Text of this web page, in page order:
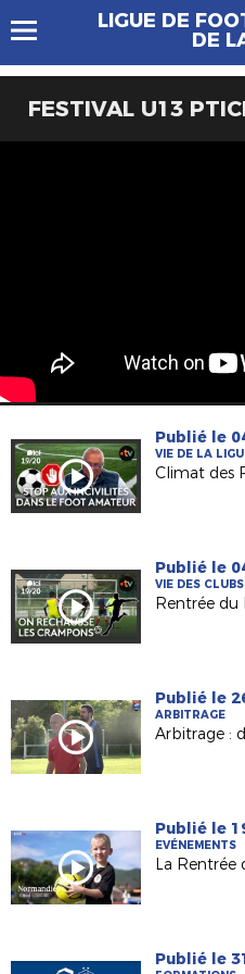
LIGUE DE
DE
FESTIVAL U13
Publié le
VIE DE LA
Publié le
VIE DES CLUBS
Publié le
ARBITRAGE
Publié le
EVÉNEMENTS
La Rentrée
Publié le